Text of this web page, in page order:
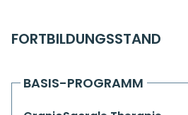
FORTBILDUNGSSTAND
BASIS-PROGRAMM